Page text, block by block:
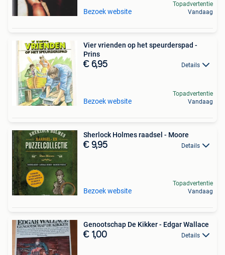
Bezoek website
Topadvertentie
Vandaag
Vier vrienden op het speurderspad -
Prins
€ 6,95 Details
Bezoek website
Topadvertentie
Vandaag
Sherlock Holmes raadsel - Moore
€ 9,95 Details
Bezoek website
Topadvertentie
Vandaag
Genootschap De Kikker - Edgar Wallace
€ 1,00 Details